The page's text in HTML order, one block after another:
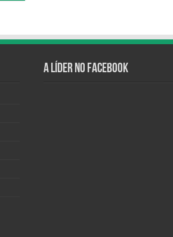
A Líder no Facebook